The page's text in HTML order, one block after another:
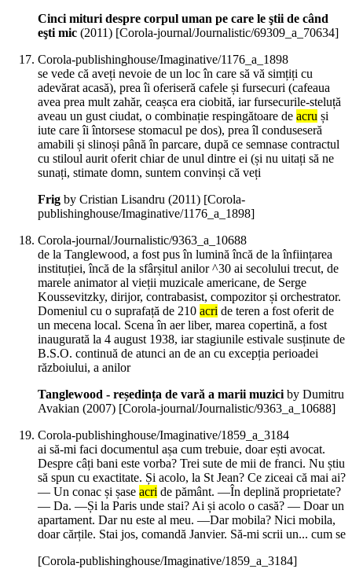
Cinci mituri despre corpul uman pe care le ştii de când
eşti mic (2011) [Corola-journal/Journalistic/69309_a_70634]
Corola-publishinghouse/Imaginative/1176_a_1898
se vede că aveți nevoie de un loc în care să vă simțiți cu
adevărat acasă), prea îi oferiseră cafele și fursecuri (cafeaua
avea prea mult zahăr, ceașca era ciobită, iar fursecurile-steluță
aveau un gust ciudat, o combinație respingătoare de acru și
iute care îi întorsese stomacul pe dos), prea îl conduseseră
amabili și slinoși până în parcare, după ce semnase contractul
cu stiloul aurit oferit chiar de unul dintre ei (și nu uitați să ne
sunați, stimate domn, suntem convinși că veți
Frig by Cristian Lisandru (2011) [Corola-
publishinghouse/Imaginative/1176_a_1898]
Corola-journal/Journalistic/9363_a_10688
de la Tanglewood, a fost pus în lumină încă de la înființarea
instituției, încă de la sfârșitul anilor ^30 ai secolului trecut, de
marele animator al vieții muzicale americane, de Serge
Koussevitzky, dirijor, contrabasist, compozitor și orchestrator.
Domeniul cu o suprafață de 210 acri de teren a fost oferit de
un mecena local. Scena în aer liber, marea copertină, a fost
inaugurată la 4 august 1938, iar stagiunile estivale susținute de
B.S.O. continuă de atunci an de an cu excepția perioadei
războiului, a anilor
Tanglewood - reședința de vară a marii muziciby Dumitru
Avakian (2007) [Corola-journal/Journalistic/9363_a_10688]
Corola-publishinghouse/Imaginative/1859_a_3184
ai să-mi faci documentul așa cum trebuie, doar ești avocat.
Despre câți bani este vorba? Trei sute de mii de franci. Nu știu
să spun cu exactitate. Și acolo, la St Jean? Ce ziceai că mai ai?
— Un conac și șase acri de pământ. —În deplină proprietate?
— Da. —Și la Paris unde stai? Ai și acolo o casă? — Doar un
apartament. Dar nu este al meu. —Dar mobila? Nici mobila,
doar cărțile. Stai jos, comandă Janvier. Să-mi scrii un... cum se
[Corola-publishinghouse/Imaginative/1859_a_3184]